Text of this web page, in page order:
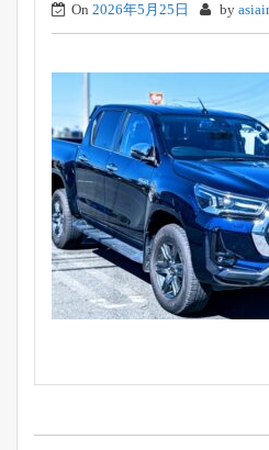
On 2026年5月25日 by
投